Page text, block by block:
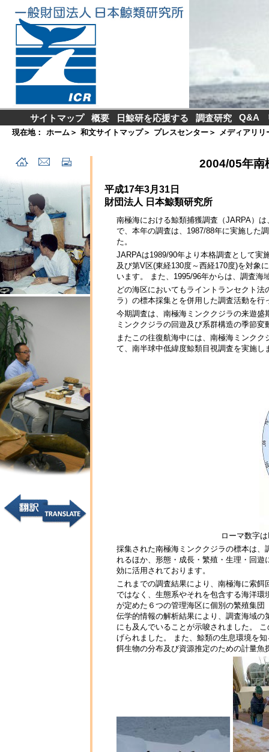
サイトマップ 概要 日鯨研を応援する 調査研究 Q&A
現在地： ホーム ＞ 和文サイトマップ＞ プレスセンター ＞ メディアリリ
2004/05年南
平成17年3月31日
財団法人 日本鯨類研究所
南極海における鯨類捕獲調査（JARPA）
で、本年の調査は、1987/88年に実施した
た。
JARPAは1989/90年より本格調査として実
及び第V区(東経130度～西経170度)を対象
います。 また、1995/96年からは、調査
どの海区においてもライントランセクト
ラ）の標本採集とを併用した調査活動を行
今期調査は、南極海ミンククジラの来遊
ミンククジラの回遊及び系群構造の季節
またこの往復航海中には、南極海ミンク
て、南半球中低緯度鯨類目視調査を実施し
ローマ数字
採集された南極海ミンククジラの標本は
れるほか、形態・成長・繁殖・生理・回
効に活用されております。
これまでの調査結果により、南極海に索
ではなく、生態系やそれを包含する海洋
が定めた６つの管理海区に個別の繁殖集
伝学的情報の解析結果により、調査海域
にも及んでいることが示唆されました。
げられました。 また、鯨類の生息環境を
餌生物の分布及び資源推定のための計量